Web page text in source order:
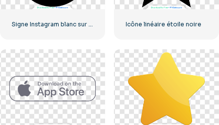
Icône linéaire étoile noire